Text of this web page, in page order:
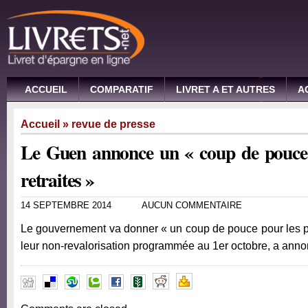
ACCUEIL COMPARATIF LIVRET A ET AUTRES
Accueil » revue de presse
Le Guen annonce un « coup de
retraites »
14 SEPTEMBRE 2014 AUCUN COMMENTAIRE
Le gouvernement va donner « un coup de pouce pour les
leur non-revalorisation programmée au 1er octobre, a